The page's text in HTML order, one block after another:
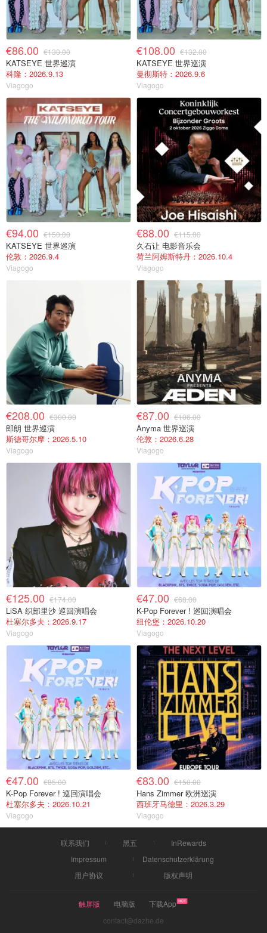
€86.00 €130.00
KATSEYE 世界巡演
科隆：2026.9.13
Viagogo
€108.00 €132.00
KATSEYE 世界巡演
曼彻斯特：2026.9.6
Viagogo
€94.00 €150.00
KATSEYE 世界巡演
伦敦：2026.9.4
Viagogo
€88.00 €115.00
久石让 电影音乐会
荷兰阿姆斯特丹：2026.10.4
Viagogo
€208.00 €300.00
郎朗 世界巡演
斯德哥尔摩：2026.5.10
Viagogo
€87.00 €106.00
Anyma 世界巡演
伦敦：2026.6.28
Viagogo
€125.00 €174.00
LiSA 织部里沙 巡回演唱会
杜塞尔多夫：2026.9.17
Viagogo
€47.00 €68.00
K-Pop Forever ! 巡回演唱会
纽伦堡：2026.10.20
Viagogo
€47.00 €85.00
K-Pop Forever ! 巡回演唱会
杜塞尔多夫：2026.10.21
Viagogo
€83.00 €150.00
Hans Zimmer 欧洲巡演
西班牙马德里：2026.3.29
Viagogo
联系我们 黑五
InRewards
Impressum
Datenschutzerklärung
用户协议
版权声明
触屏版 电脑版
下载App
contact@dazhe.de